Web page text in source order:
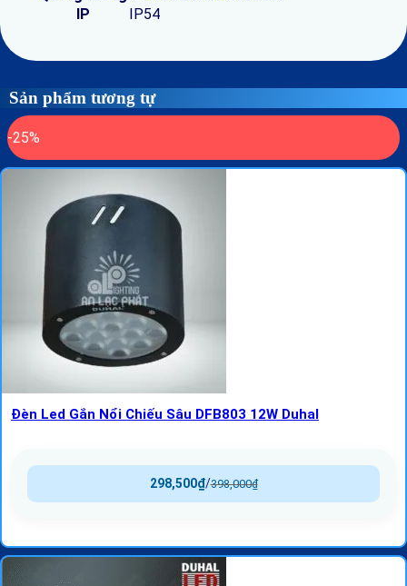
IP
IP54
Sản phẩm tương tự
-25%
Đèn Led Gắn Nổi Chiếu Sâu DFB803 12W Duhal
398,000₫
/
298,500₫